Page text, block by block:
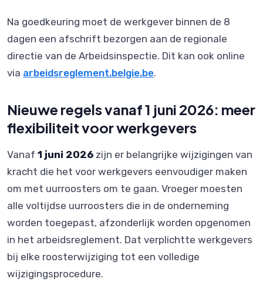
Na goedkeuring moet de werkgever binnen de 8
dagen een afschrift bezorgen aan de regionale
directie van de Arbeidsinspectie. Dit kan ook online
via arbeidsreglement.belgie.be.
Nieuwe regels vanaf 1 juni 2026: meer
flexibiliteit voor werkgevers
Vanaf 1 juni 2026 zijn er belangrijke wijzigingen van
kracht die het voor werkgevers eenvoudiger maken
om met uurroosters om te gaan. Vroeger moesten
alle voltijdse uurroosters die in de onderneming
worden toegepast, afzonderlijk worden opgenomen
in het arbeidsreglement. Dat verplichtte werkgevers
bij elke roosterwijziging tot een volledige
wijzigingsprocedure.